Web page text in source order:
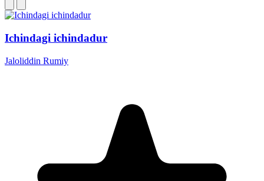
Ichindagi ichindadur
Jaloliddin Rumiy